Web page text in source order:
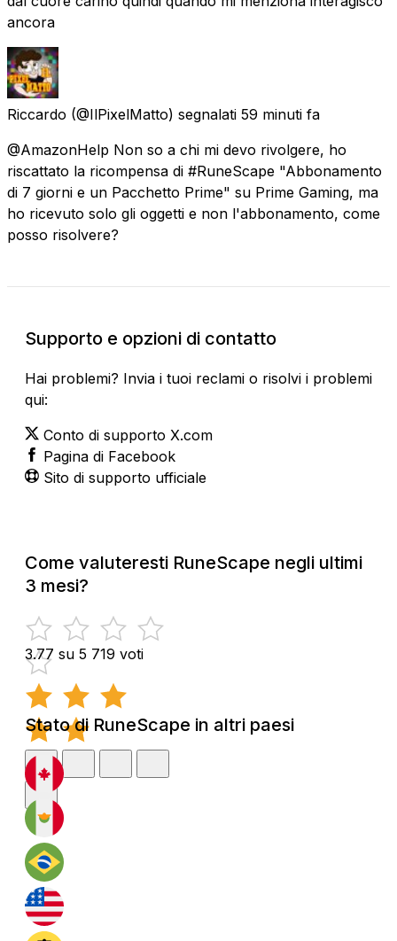
ancora
Riccardo (@IlPixelMatto) segnalati 59 minuti fa
@AmazonHelp Non so a chi mi devo rivolgere, ho
riscattato la ricompensa di #RuneScape "Abbonamento
di 7 giorni e un Pacchetto Prime" su Prime Gaming, ma
ho ricevuto solo gli oggetti e non l'abbonamento, come
posso risolvere?
Supporto e opzioni di contatto
Hai problemi? Invia i tuoi reclami o risolvi i problemi
qui:
Conto di supporto X.com
Pagina di Facebook
Sito di supporto ufficiale
Come valuteresti RuneScape negli ultimi
3 mesi?
3.77 su 5 719 voti
Stato di RuneScape in altri paesi